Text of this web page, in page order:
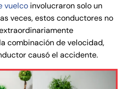
vuelco involucraron solo un
veces, estos conductores no
combinación de velocidad,
causó el accidente.